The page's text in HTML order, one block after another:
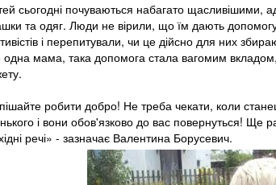
сьогодні почуваються набагато щасливішими,
та одяг. Люди не вірили, що їм дають
і перепитували, чи це дійсно для них
мама, така допомога стала вагомим вкладом,
робити добро! Не треба чекати, коли
і вони обов'язково до вас повернуться! Ще
речі» - зазначає Валентина Борусевич.